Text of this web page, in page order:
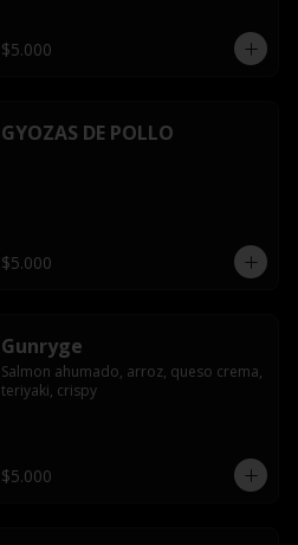
$5.000
GYOZAS DE POLLO
$5.000
Gunryge
Salmon ahumado, arroz, queso crema,
teriyaki, crispy
$5.000